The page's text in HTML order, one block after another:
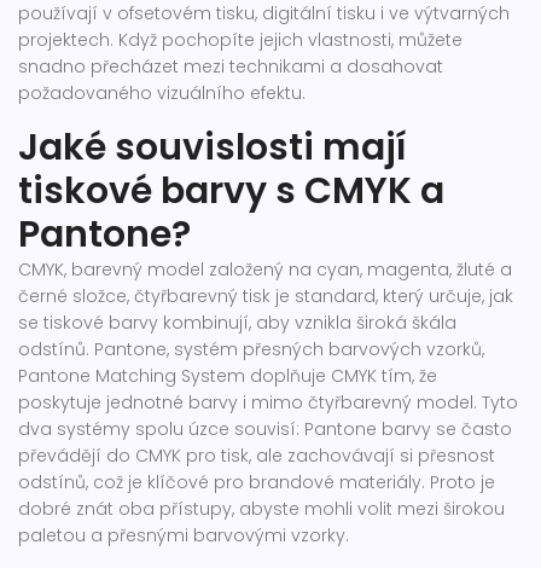
používají v ofsetovém tisku, digitální tisku i ve výtvarných
projektech. Když pochopíte jejich vlastnosti, můžete
snadno přecházet mezi technikami a dosahovat
požadovaného vizuálního efektu.
Jaké souvislosti mají
tiskové barvy s CMYK a
Pantone?
CMYK, barevný model založený na cyan, magenta, žluté a
černé složce, čtyřbarevný tisk je standard, který určuje, jak
se tiskové barvy kombinují, aby vznikla široká škála
odstínů. Pantone, systém přesných barvových vzorků,
Pantone Matching System doplňuje CMYK tím, že
poskytuje jednotné barvy i mimo čtyřbarevný model. Tyto
dva systémy spolu úzce souvisí: Pantone barvy se často
převádějí do CMYK pro tisk, ale zachovávají si přesnost
odstínů, což je klíčové pro brandové materiály. Proto je
dobré znát oba přístupy, abyste mohli volit mezi širokou
paletou a přesnými barvovými vzorky.